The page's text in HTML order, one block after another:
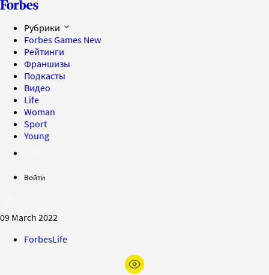
Рубрики
Forbes Games New
Рейтинги
Франшизы
Подкасты
Видео
Life
Woman
Sport
Young
Войти
09 March 2022
ForbesLife